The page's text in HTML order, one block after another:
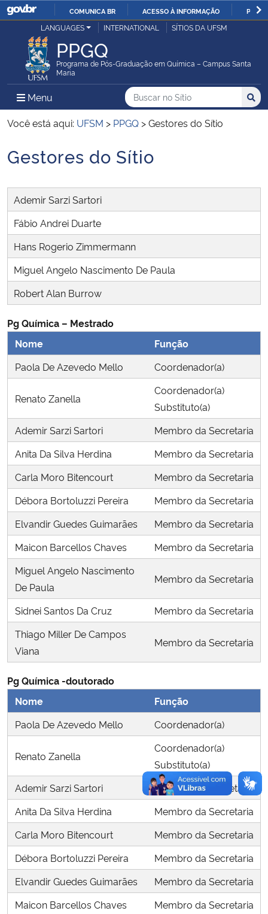
IR
O
COMUNICA BR ACESSO À INFORMAÇÃO
Ministério da Justiça e Segurança Pública
Ministério da Defesa
Ministério das Relações Exteriores
Ministério da Economia
Ministério da Agricultura, Pecuária e Abastecimento
Ministério da Educação
Ministério da Cidadania
Ministério de Minas e Energia
Ministério da Ciência, Tecnologia, Inovações e Comunicações
Ministério do Meio Ambiente
Ministério do Turismo
Ministério do Desenvolvimento Regional
Controladoria-Geral da União
Banco Central do Brasil
Planalto
LANGUAGES INTERNATIONAL SÍTIOS DA UFSM
PPGQ
Programa de Pós-Graduação em Química – Campus Santa
Maria
Menu Menu Principal do Sítio
Busca
Buscar no no Sítio
Busca:
Você está aqui: UFSM > PPGQ >Gestores do Sítio
Início do conteúdo
Gestores do Sítio
Ademir Sarzi Sartori
Fábio Andrei Duarte
Hans Rogerio Zimmermann
Miguel Angelo Nascimento De Paula
Robert Alan Burrow
Pg Química – Mestrado
Nome
Função
Paola De Azevedo Mello
Coordenador(a)
Renato Zanella
Coordenador(a)
Substituto(a)
Ademir Sarzi Sartori
Membro da Secretaria
Anita Da Silva Herdina
Membro da Secretaria
Carla Moro Bitencourt
Membro da Secretaria
Débora Bortoluzzi Pereira
Membro da Secretaria
Elvandir Guedes Guimarães
Membro da Secretaria
Maicon Barcellos Chaves
Membro da Secretaria
Miguel Angelo Nascimento
De Paula
Membro da Secretaria
Sidnei Santos Da Cruz
Membro da Secretaria
Thiago Miller De Campos
Viana
Membro da Secretaria
Pg Química -doutorado
Nome
Função
Paola De Azevedo Mello
Coordenador(a)
Renato Zanella
Coordenador(a)
Substituto(a)
Ademir Sarzi Sartori
Membro da Secretaria
Anita Da Silva Herdina
Membro da Secretaria
Carla Moro Bitencourt
Membro da Secretaria
Débora Bortoluzzi Pereira
Membro da Secretaria
Elvandir Guedes Guimarães
Membro da Secretaria
Maicon Barcellos Chaves
Membro da Secretaria